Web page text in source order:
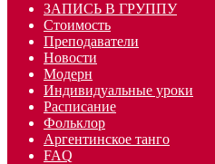
ЗАПИСЬ В ГРУППУ
Стоимость
Преподаватели
Новости
Модерн
Индивидуальные уроки
Расписание
Фольклор
Аргентинское танго
FAQ